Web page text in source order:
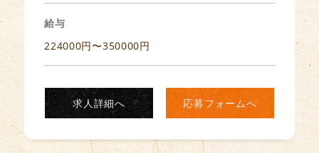
給与
224000円〜350000円
求人詳細へ 応募フォームへ